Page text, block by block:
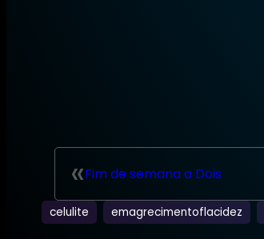
«Fim de semana a Dois
celulite emagrecimentoflacidez